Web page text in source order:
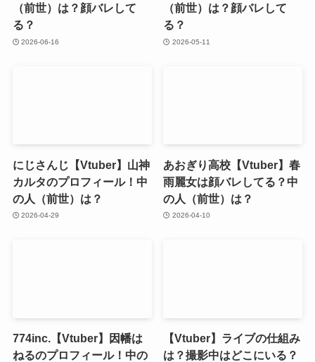
（前世）は？顔バレして
る？
2026-06-16
（前世）は？顔バレして
る？
2026-05-11
にじさんじ【Vtuber】山神
カルタのプロフィール！中
の人（前世）は？
2026-04-29
あおぎり高校【Vtuber】春
雨麗女は顔バレしてる？中
の人（前世）は？
2026-04-10
774inc.【Vtuber】因幡は
ねるのプロフィール！中の
【Vtuber】ライブの仕組み
は？撮影中はどこにいる？